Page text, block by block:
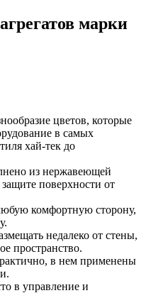
марки
цветов, которые
в самых
хай-тек до
из нержавеющей
защите поверхности от
комфортную сторону,
недалеко от стены,
пространство.
в нем применены
в управление и